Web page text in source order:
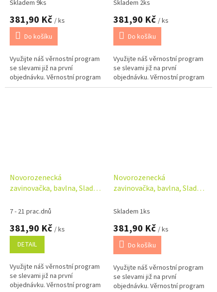
Skladem 9ks
381,90 Kč / ks
Do košíku
Využijte náš věrnostní program
se slevami již na první
objednávku. Věrnostní program
Skladem 2ks
381,90 Kč / ks
Do košíku
Využijte náš věrnostní program
se slevami již na první
objednávku. Věrnostní program
Novorozenecká
zavinovačka, bavlna, Sladké
7 - 21 prac.dnů
381,90 Kč / ks
DETAIL
Využijte náš věrnostní program
se slevami již na první
objednávku. Věrnostní program
Novorozenecká
zavinovačka, bavlna, Sladké
Skladem 1ks
381,90 Kč / ks
Do košíku
Využijte náš věrnostní program
se slevami již na první
objednávku. Věrnostní program